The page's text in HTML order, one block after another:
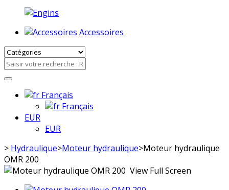
Accessoires
Français
Français
EUR
EUR
> Hydraulique>Moteur hydraulique>Moteur hydraulique
OMR 200
View Full Screen